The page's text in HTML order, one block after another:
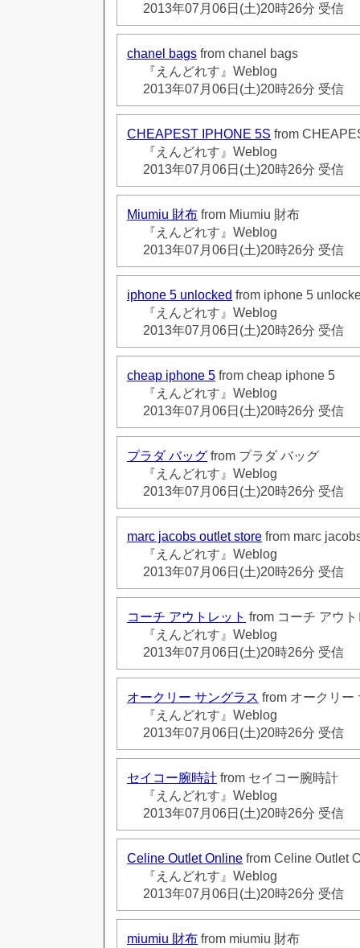
2013年07月06日(土)20時26分 受信
chanel bags from chanel bags
『えんどれす』Weblog
2013年07月06日(土)20時26分 受信
CHEAPEST IPHONE 5S from
『えんどれす』Weblog
2013年07月06日(土)20時26分 受信
Miumiu 財布 from Miumiu 財布
『えんどれす』Weblog
2013年07月06日(土)20時26分 受信
iphone 5 unlocked from iphone 5
『えんどれす』Weblog
2013年07月06日(土)20時26分 受信
cheap iphone 5 from cheap iphone 5
『えんどれす』Weblog
2013年07月06日(土)20時26分 受信
プラダ バッグ from プラダ バッグ
『えんどれす』Weblog
2013年07月06日(土)20時26分 受信
marc jacobs outlet store from marc
『えんどれす』Weblog
2013年07月06日(土)20時26分 受信
コーチ アウトレット from コーチ アウ
『えんどれす』Weblog
2013年07月06日(土)20時26分 受信
オークリー サングラス from オークリー
『えんどれす』Weblog
2013年07月06日(土)20時26分 受信
セイコー腕時計 from セイコー腕時計
『えんどれす』Weblog
2013年07月06日(土)20時26分 受信
Celine Outlet Online from Celine Outlet
『えんどれす』Weblog
2013年07月06日(土)20時26分 受信
miumiu 財布 from miumiu 財布